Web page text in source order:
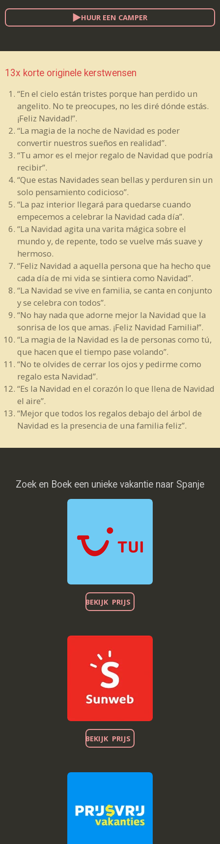
HUUR EEN CAMPER
13x korte originele kerstwensen
“En el cielo están tristes porque han perdido un
angelito. No te preocupes, no les diré dónde estás.
¡Feliz Navidad!”.
“La magia de la noche de Navidad es poder
convertir nuestros sueños en realidad”.
“Tu amor es el mejor regalo de Navidad que podría
recibir”.
“Que estas Navidades sean bellas y perduren sin un
solo pensamiento codicioso”.
“La paz interior llegará para quedarse cuando
empecemos a celebrar la Navidad cada día”.
“La Navidad agita una varita mágica sobre el
mundo y, de repente, todo se vuelve más suave y
hermoso.
“Feliz Navidad a aquella persona que ha hecho que
cada día de mi vida se sintiera como Navidad”.
“La Navidad se vive en familia, se canta en conjunto
y se celebra con todos”.
“No hay nada que adorne mejor la Navidad que la
sonrisa de los que amas. ¡Feliz Navidad Familia!”.
“La magia de la Navidad es la de personas como tú,
que hacen que el tiempo pase volando”.
“No te olvides de cerrar los ojos y pedirme como
regalo esta Navidad”.
“Es la Navidad en el corazón lo que llena de Navidad
el aire”.
“Mejor que todos los regalos debajo del árbol de
Navidad es la presencia de una familia feliz”.
Zoek en Boek een unieke vakantie naar Spanje
BEKIJK PRIJS
BEKIJK PRIJS